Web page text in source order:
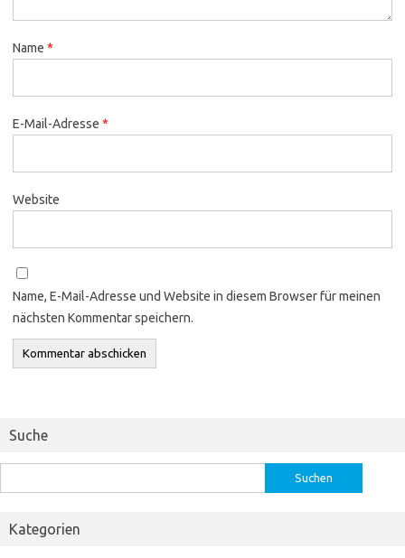
Name *
E-Mail-Adresse *
Website
Name, E-Mail-Adresse und Website in diesem Browser für meinen
nächsten Kommentar speichern.
Suche
nach:
Kategorien